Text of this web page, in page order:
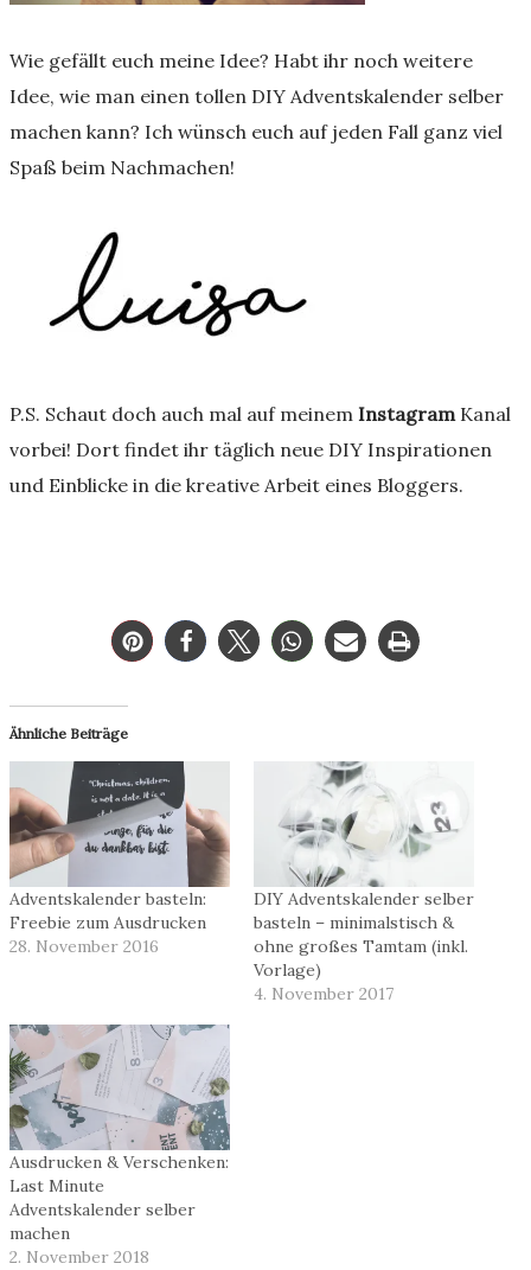
Wie gefällt euch meine Idee? Habt ihr noch weitere
Idee, wie man einen tollen DIY Adventskalender selber
machen kann? Ich wünsch euch auf jeden Fall ganz viel
Spaß beim Nachmachen!
P.S. Schaut doch auch mal auf meinem Instagram Kanal
vorbei! Dort findet ihr täglich neue DIY Inspirationen
und Einblicke in die kreative Arbeit eines Bloggers.
Ähnliche Beiträge
Adventskalender basteln:
Freebie zum Ausdrucken
28. November 2016
DIY Adventskalender selber
basteln – minimalstisch &
ohne großes Tamtam (inkl.
Vorlage)
4. November 2017
Ausdrucken & Verschenken:
Last Minute
Adventskalender selber
machen
2. November 2018